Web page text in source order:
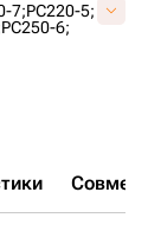
7;PC220-5;
PC250-6;